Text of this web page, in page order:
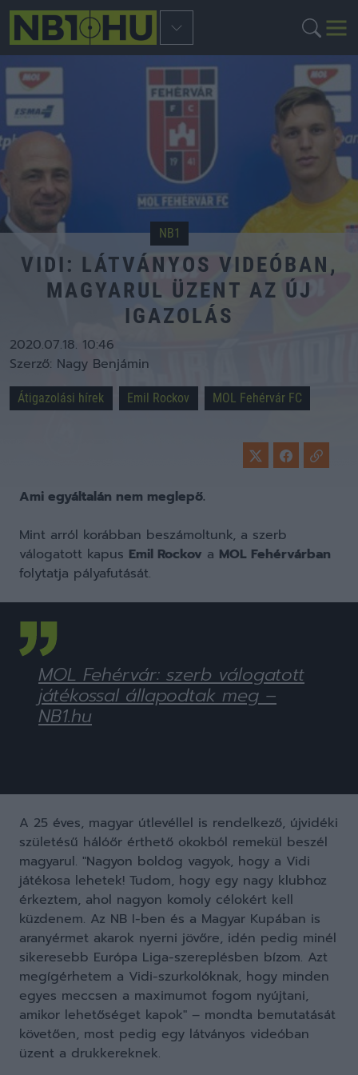
NB1
VIDI: LÁTVÁNYOS VIDEÓBAN,
MAGYARUL ÜZENT AZ ÚJ
IGAZOLÁS
2020.07.18. 10:46
Szerző: Nagy Benjámin
Átigazolási hírek Emil Rockov MOL Fehérvár FC
Ami egyáltalán nem meglepő.
Mint arról korábban beszámoltunk, a szerb
válogatott kapus Emil Rockov a MOL Fehérvárban
folytatja pályafutását.
MOL Fehérvár: szerb válogatott
játékossal állapodtak meg –
NB1.hu
A 25 éves, magyar útlevéllel is rendelkező, újvidéki
születésű hálóőr érthető okokból remekül beszél
magyarul. "Nagyon boldog vagyok, hogy a Vidi
játékosa lehetek! Tudom, hogy egy nagy klubhoz
érkeztem, ahol nagyon komoly célokért kell
küzdenem. Az NB I-ben és a Magyar Kupában is
aranyérmet akarok nyerni jövőre, idén pedig minél
sikeresebb Európa Liga-szereplésben bízom. Azt
megígérhetem a Vidi-szurkolóknak, hogy minden
egyes meccsen a maximumot fogom nyújtani,
amikor lehetőséget kapok" – mondta bemutatását
követően, most pedig egy látványos videóban
üzent a drukkereknek.